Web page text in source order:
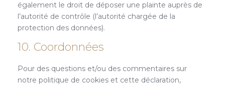
également le droit de déposer une plainte auprès de
l’autorité de contrôle (l’autorité chargée de la
protection des données).
10. Coordonnées
Pour des questions et/ou des commentaires sur
notre politique de cookies et cette déclaration,